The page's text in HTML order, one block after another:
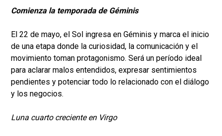
Comienza la temporada de Géminis
El 22 de mayo, el Sol ingresa en Géminis y marca el inicio
de una etapa donde la curiosidad, la comunicación y el
movimiento toman protagonismo. Será un período ideal
para aclarar malos entendidos, expresar sentimientos
pendientes y potenciar todo lo relacionado con el diálogo
y los negocios.
Luna cuarto creciente en Virgo